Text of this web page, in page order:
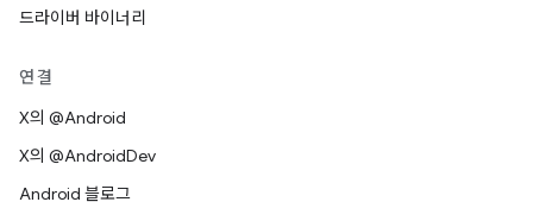
드라이버 바이너리
연결
X의 @Android
X의 @AndroidDev
Android 블로그